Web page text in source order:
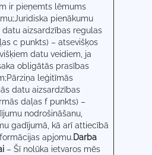
ir pieņemts lēmums
pienākumu
aizsardzības regulas
c punkts) – atsevišķos
datu veidiem, ja
obligātās prasības
leģitīmās
datu aizsardzības
daļas f punkts) –
nodrošināšanu,
gadījumā, kā arī attiecībā
apjomu.Darba
– Šī nolūka ietvaros mēs